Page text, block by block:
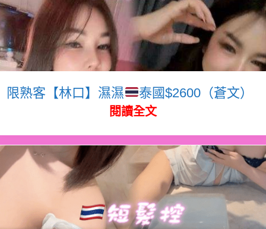
限熟客【林口】濕濕 泰國$2600（蒼文）
閱讀全文